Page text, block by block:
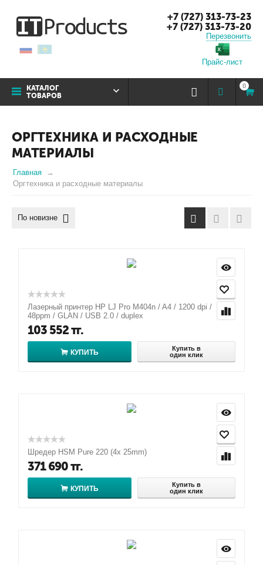
+7 (727) 313-73-23
+7 (727) 313-73-20
Перезвонить
Прайс-лист
КАТАЛОГ
ТОВАРОВ
0
ОРГТЕХНИКА И РАСХОДНЫЕ
МАТЕРИАЛЫ
Главная
Оргтехника и расходные материалы
По новизне
Лазерный принтер HP LJ Pro M404n / A4 / 1200 dpi /
48ppm / GLAN / USB 2.0 / duplex
103 552тг.
КУПИТЬ
Купить в
один клик
Шредер HSM Pure 220 (4x 25mm)
371 690тг.
КУПИТЬ
Купить в
один клик